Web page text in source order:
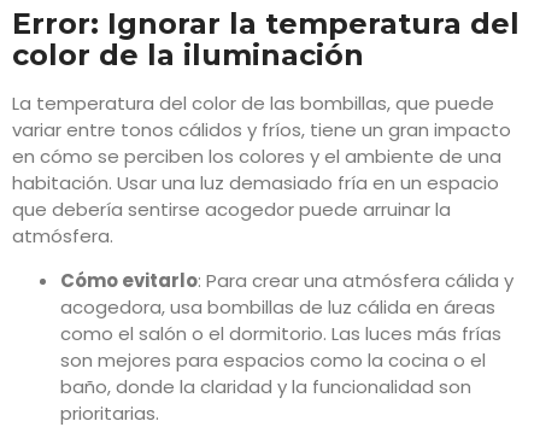
Error: Ignorar la temperatura del
color de la iluminación
La temperatura del color de las bombillas, que puede
variar entre tonos cálidos y fríos, tiene un gran impacto
en cómo se perciben los colores y el ambiente de una
habitación. Usar una luz demasiado fría en un espacio
que debería sentirse acogedor puede arruinar la
atmósfera.
Cómo evitarlo: Para crear una atmósfera cálida y
acogedora, usa bombillas de luz cálida en áreas
como el salón o el dormitorio. Las luces más frías
son mejores para espacios como la cocina o el
baño, donde la claridad y la funcionalidad son
prioritarias.